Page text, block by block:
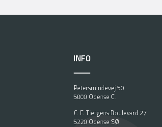
INFO
Petersmindevej 50
5000 Odense C.
C. F. Tietgens Boulevard 27
5220 Odense SØ.